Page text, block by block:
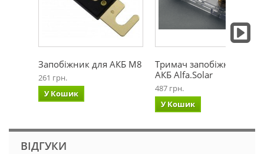
Запобіжник для АКБ М8
261 грн.
У Кошик
Тримач запобіжника
АКБ Alfa.Solar
487 грн.
У Кошик
ВІДГУКИ